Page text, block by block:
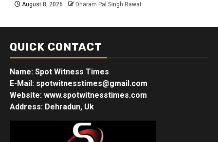
August 8, 2026 Dharam Pal Singh Rawat
QUICK CONTACT
Name: Spot Witness Times
E-Mail: spotwitnesstimes@gmail.com
Website: www.spotwitnesstimes.com
Address: Dehradun, Uk